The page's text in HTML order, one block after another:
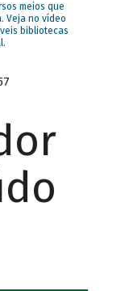
meios que
Veja no vídeo
bibliotecas